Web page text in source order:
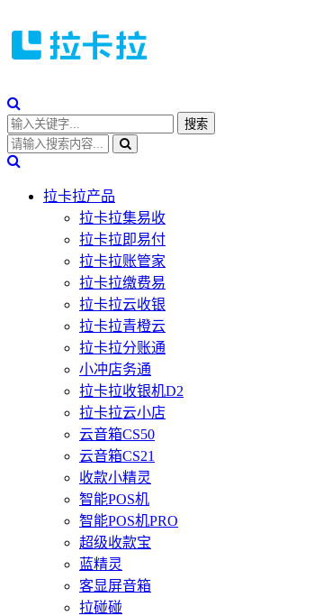
拉卡拉产品
拉卡拉集易收
拉卡拉即易付
拉卡拉账管家
拉卡拉缴费易
拉卡拉云收银
拉卡拉青橙云
拉卡拉分账通
小冲店务通
拉卡拉收银机D2
拉卡拉云小店
云音箱CS50
云音箱CS21
收款小精灵
智能POS机
智能POS机PRO
超级收款宝
蓝精灵
客显屏音箱
拉碰碰